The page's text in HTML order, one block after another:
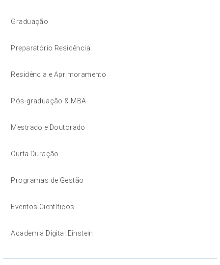
Graduação
Preparatório Residência
Residência e Aprimoramento
Pós-graduação & MBA
Mestrado e Doutorado
Curta Duração
Programas de Gestão
Eventos Científicos
Academia Digital Einstein